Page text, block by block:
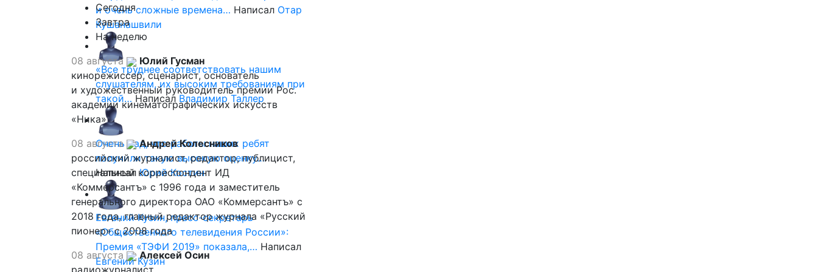
и очень сложные времена… Написал Отар
Кушанашвили
«Все труднее соответствовать нашим
слушателям, их высоким требованиям при
такой… Написал Владимир Таллер
Очень рад, что работы наших ребят
получили такую высокую оценку…
НаписалЮрий Костин
Евгений Кузин, пресс-секретарь
«Общественного телевидения России»:
Премия «ТЭФИ 2019» показала,… Написал
Евгений Кузин
Сегодня
Завтра
На неделю
08 августа
Юлий Гусман
кинорежиссер, сценарист, основатель
и художественный руководитель премии Рос.
академии кинематографических искусств
«Ника»
08 августа
Андрей Колесников
российский журналист, редактор, публицист,
специальный корреспондент ИД
«Коммерсантъ» с 1996 года и заместитель
генерального директора ОАО «Коммерсантъ» с
2018 года, главный редактор журнала «Русский
пионер» с 2008 года
08 августа
Алексей Осин
радиожурналист